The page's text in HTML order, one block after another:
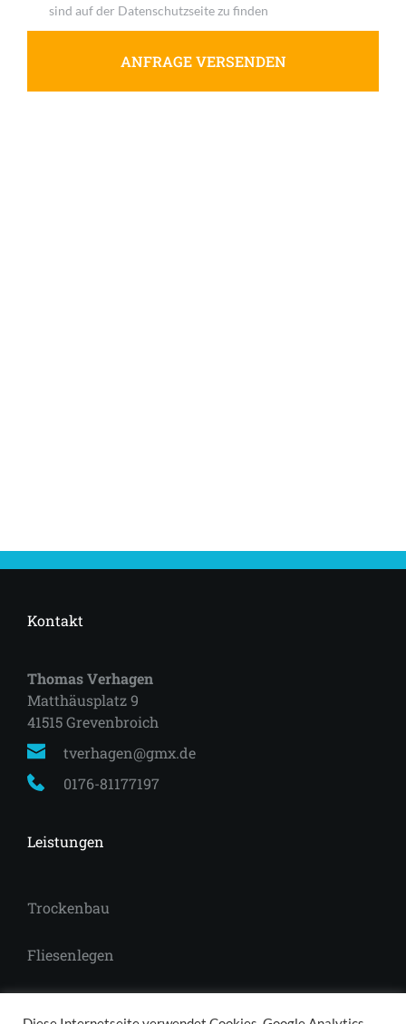
sind auf der Datenschutzseite zu finden
ANFRAGE VERSENDEN
Kontakt
Thomas Verhagen
Matthäusplatz 9
41515 Grevenbroich
tverhagen@gmx.de
0176-81177197
Leistungen
Trockenbau
Fliesenlegen